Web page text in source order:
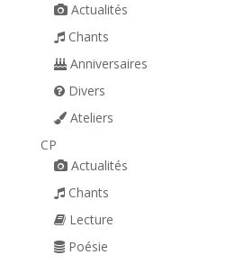
Actualités
Chants
Anniversaires
Divers
Ateliers
CP
Actualités
Chants
Lecture
Poésie